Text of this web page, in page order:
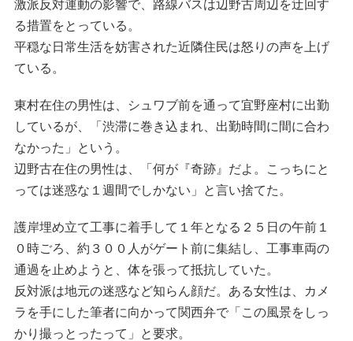
激派反対運動の影響で、路線バスは辺野古周辺を迂回す
る措置をとっている。
平穏な日常生活を妨害された近隣住民は怒りの声を上げ
ている。
東村在住の男性は、シュワブ前を通って宜野座村に出勤
しているが、「渋滞に巻き込まれ、出勤時間に間に合わ
なかった」という。
辺野古在住の男性は、「何が『奇跡』だよ。こっちにと
っては迷惑な１週間でしかない」と言い捨てた。
護岸埋め立て工事に着手して１年となる２５日の午前１
０時ごろ、約３００人がゲート前に集結し、工事車両の
通過を止めようと、体を張って抵抗していた。
反対派は地元の迷惑など知らん顔だ。ある女性は、カメ
ラを手にした筆者に向かって関西弁で「この風景をしっ
かり撮っとったって」と要求。